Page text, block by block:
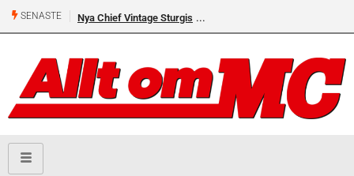
SENASTE Nya Chief Vintage Sturgis